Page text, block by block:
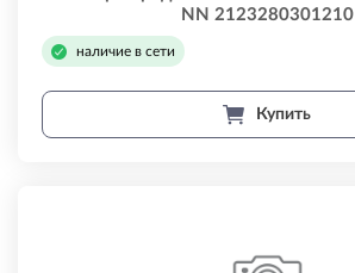
NN 2123280301210
наличие в сети
Купить